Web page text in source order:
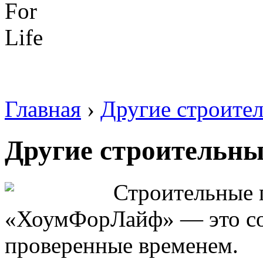
Главная › Другие
Другие
Строительные
«ХоумФорЛайф» — это
проверенные временем.